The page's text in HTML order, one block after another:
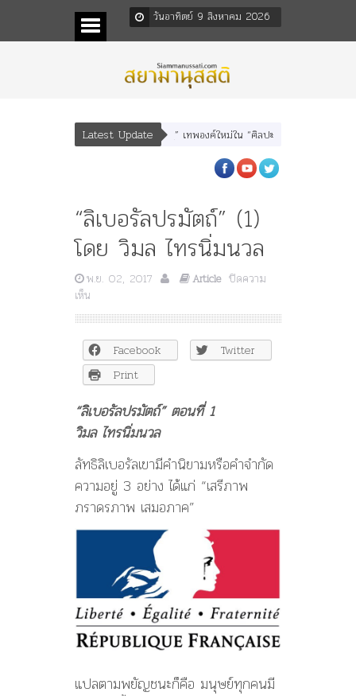
วันอาทิตย์ 9 สิงหาคม 2026
Latest Update
ณเทพบุตร” และ “เทพีรัฐธรรมนูญ” เทพองค์ใหม่ใน “ศิลปะคณะราษฎร”
“ลิเบอรัลปรมัตถ์” (1)
โดย วิมล ไทรนิ่มนวล
พ.ย. 02, 2017 Article ปิดความ
เห็น
“ลิเบอรัล
ปรมัตถ์”
(1)
โดย
วิมล
ไทร
นิ่ม
นวล
Facebook
Twitter
Print
“ลิเบอรัลปรมัตถ์” ตอนที่ 1
วิมล ไทรนิ่มนวล
ลัทธิลิเบอรัลเขามีคำนิยามหรือคำจำกัด
ความอยู่ 3 อย่าง ได้แก่ “เสรีภาพ
ภราดรภาพ เสมอภาค”
แปลตามพยัญชนะก็คือ มนุษย์ทุกคนมี